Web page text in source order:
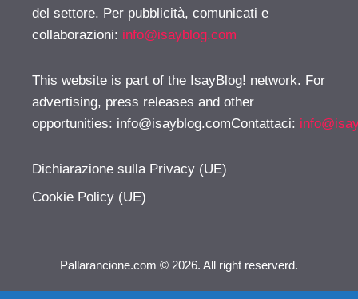
del settore. Per pubblicità, comunicati e
collaborazioni: info@isayblog.com
This website is part of the IsayBlog! network. For
advertising, press releases and other
opportunities: info@isayblog.comContattaci:
Dichiarazione sulla Privacy (UE)
Cookie Policy (UE)
Pallarancione.com © 2026. All right reserverd.